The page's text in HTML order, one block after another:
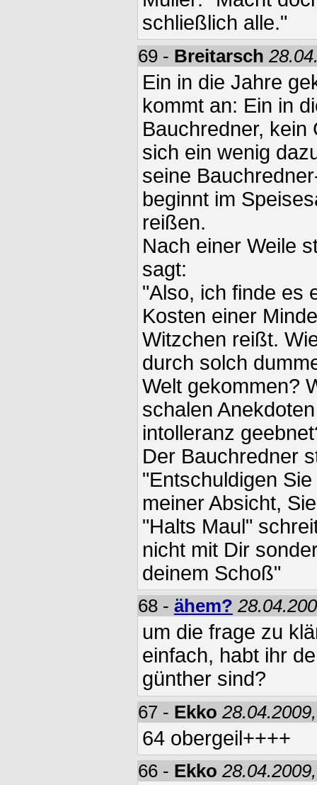
schließlich alle."
69 - Breitarsch
Ein in die Jahre
kommt an: Ein in
Bauchredner, kein
sich ein wenig
seine
beginnt im
reißen.
Nach einer Weile
sagt:
"Also, ich finde es
Kosten einer
Witzchen reißt.
durch solch
Welt gekommen?
schalen
intolleranz
Der Bauchredner
"Entschuldigen
meiner Absicht,
"Halts Maul"
nicht mit Dir
deinem Schoß"
68 - ähem?
um die frage zu
einfach, habt ihr
günther sind?
67 - Ekko
64 obergeil++++
66 - Ekko